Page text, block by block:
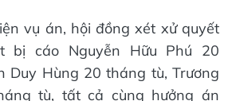
vụ án, hội đồng xét xử quyết
bị cáo Nguyễn Hữu Phú 20
Duy Hùng 20 tháng tù, Trương
tù, tất cả cùng hưởng án